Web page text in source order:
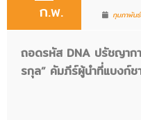
ก.พ. กุมภาพัน
ถอดรหัส DNA ปรัชญาก
รกุล” คัมภีร์ผู้นำที่แบงก์